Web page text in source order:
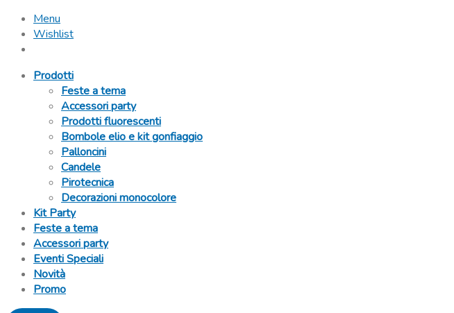
Menu
Wishlist
Prodotti
Feste a tema
Accessori party
Prodotti fluorescenti
Bombole elio e kit gonfiaggio
Palloncini
Candele
Pirotecnica
Decorazioni monocolore
Kit Party
Feste a tema
Accessori party
Eventi Speciali
Novità
Promo